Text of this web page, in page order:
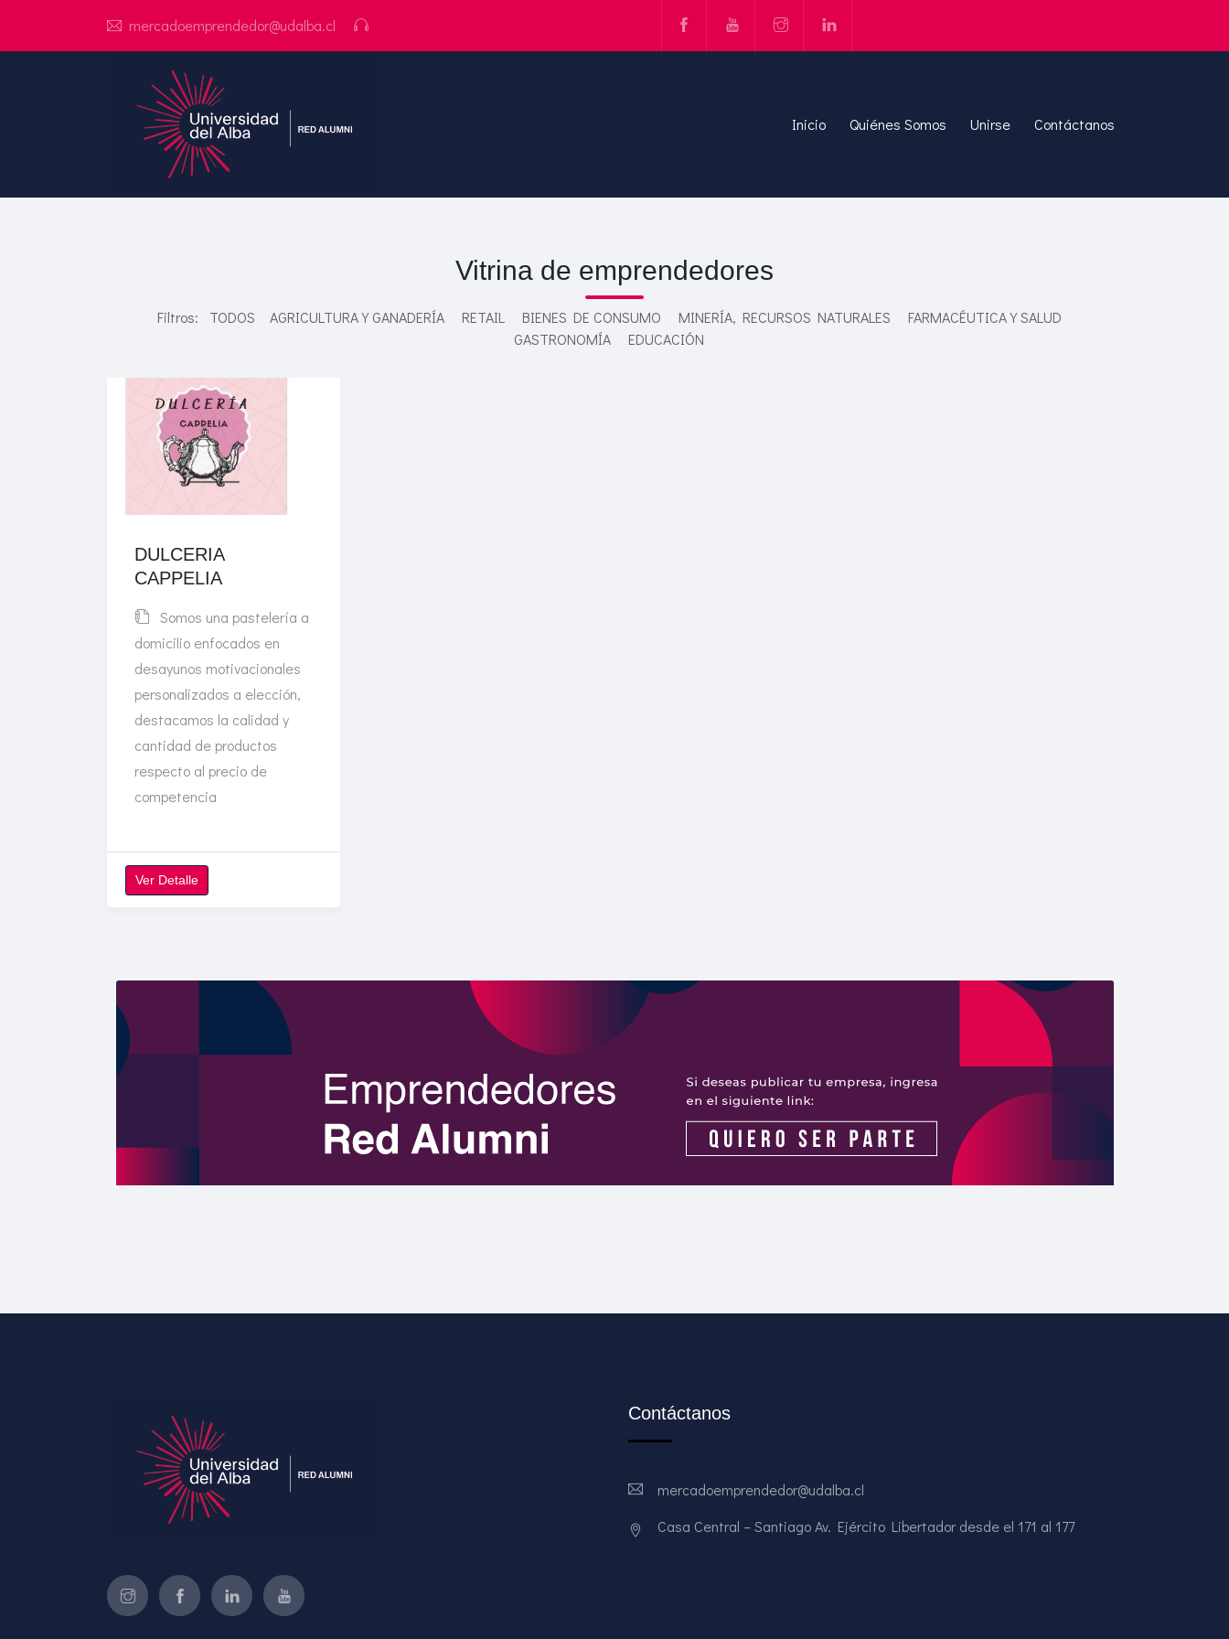
mercadoemprendedor@udalba.cl
Inicio Quiénes Somos Unirse Contáctanos
Vitrina de emprendedores
Filtros: TODOS AGRICULTURA Y GANADERÍA RETAIL BIENES DE CONSUMO MINERÍA, RECURSOS NATURALES
FARMACÉUTICA Y SALUD
GASTRONOMÍA
EDUCACIÓN
DULCERIA
CAPPELIA
Somos una pastelería a
domicilio enfocados en
desayunos motivacionales
personalizados a elección,
destacamos la calidad y
cantidad de productos
respecto al precio de
competencia
Ver Detalle
Contáctanos
mercadoemprendedor@udalba.cl
Casa Central – Santiago Av. Ejército Libertador desde el 171 al 177